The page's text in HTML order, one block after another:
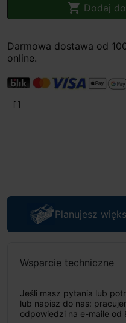
 Dodaj
Darmowa dostawa od
online.
Planujesz
Wsparcie techniczne
Jeśli masz pytania lub
lub napisz do nas:
odpowiedzi na e-maile od